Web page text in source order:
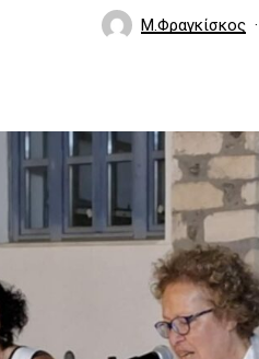
Μ.Φραγκίσκος